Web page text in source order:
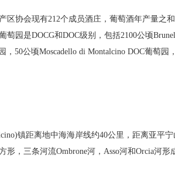
协会现有212个成员酒庄，葡萄酒年产量之和
萄园是DOCG和DOC级别，包括2100公顷
，50公顷Moscadello di Montalcino DOC葡萄园
镇距离地中海海岸线约40公里，距离亚平宁
形，三条河流Ombrone河，Asso河和Orcia河